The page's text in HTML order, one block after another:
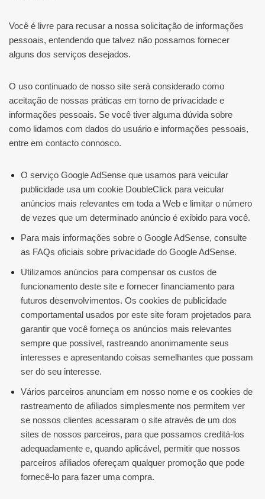
Você é livre para recusar a nossa solicitação de informações
pessoais, entendendo que talvez não possamos fornecer
alguns dos serviços desejados.
O uso continuado de nosso site será considerado como
aceitação de nossas práticas em torno de privacidade e
informações pessoais. Se você tiver alguma dúvida sobre
como lidamos com dados do usuário e informações pessoais,
entre em contacto connosco.
O serviço Google AdSense que usamos para veicular
publicidade usa um cookie DoubleClick para veicular
anúncios mais relevantes em toda a Web e limitar o número
de vezes que um determinado anúncio é exibido para você.
Para mais informações sobre o Google AdSense, consulte
as FAQs oficiais sobre privacidade do Google AdSense.
Utilizamos anúncios para compensar os custos de
funcionamento deste site e fornecer financiamento para
futuros desenvolvimentos. Os cookies de publicidade
comportamental usados ​​por este site foram projetados para
garantir que você forneça os anúncios mais relevantes
sempre que possível, rastreando anonimamente seus
interesses e apresentando coisas semelhantes que possam
ser do seu interesse.
Vários parceiros anunciam em nosso nome e os cookies de
rastreamento de afiliados simplesmente nos permitem ver
se nossos clientes acessaram o site através de um dos
sites de nossos parceiros, para que possamos creditá-los
adequadamente e, quando aplicável, permitir que nossos
parceiros afiliados ofereçam qualquer promoção que pode
fornecê-lo para fazer uma compra.